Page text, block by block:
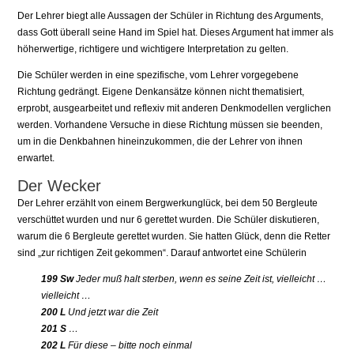
Der Lehrer biegt alle Aussagen der Schüler in Richtung des Arguments,
dass Gott überall seine Hand im Spiel hat. Dieses Argument hat immer als
höherwertige, richtigere und wichtigere Interpretation zu gelten.
Die Schüler werden in eine spezifische, vom Lehrer vorgegebene
Richtung gedrängt. Eigene Denkansätze können nicht thematisiert,
erprobt, ausgearbeitet und reflexiv mit anderen Denkmodellen verglichen
werden. Vorhandene Versuche in diese Richtung müssen sie beenden,
um in die Denkbahnen hineinzukommen, die der Lehrer von ihnen
erwartet.
Der Wecker
Der Lehrer erzählt von einem Bergwerkunglück, bei dem 50 Bergleute
verschüttet wurden und nur 6 gerettet wurden. Die Schüler diskutieren,
warum die 6 Bergleute gerettet wurden. Sie hatten Glück, denn die Retter
sind „zur richtigen Zeit gekommen“. Darauf antwortet eine Schülerin
199 SwJeder muß halt sterben, wenn es seine Zeit ist, vielleicht …
vielleicht …
200 L Und jetzt war die Zeit
201 S …
202 L Für diese – bitte noch einmal